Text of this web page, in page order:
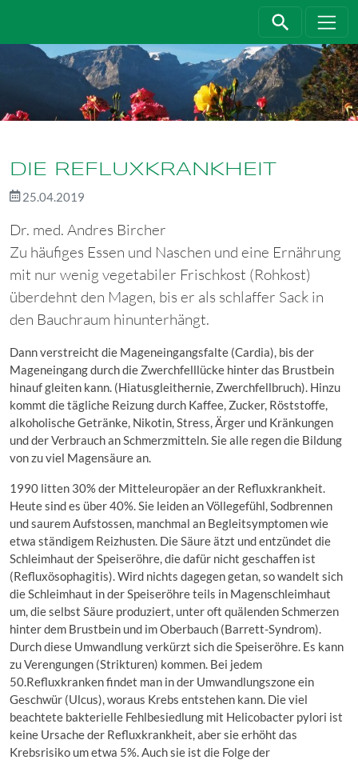
DIE REFLUXKRANKHEIT
25.04.2019
Dr. med. Andres Bircher
Zu häufiges Essen und Naschen und eine Ernährung
mit nur wenig vegetabiler Frischkost (Rohkost)
überdehnt den Magen, bis er als schlaffer Sack in
den Bauchraum hinunterhängt.
Dann verstreicht die Mageneingangsfalte (Cardia), bis der
Mageneingang durch die Zwerchfelllücke hinter das Brustbein
hinauf gleiten kann. (Hiatusgleithernie, Zwerchfellbruch). Hinzu
kommt die tägliche Reizung durch Kaffee, Zucker, Röststoffe,
alkoholische Getränke, Nikotin, Stress, Ärger und Kränkungen
und der Verbrauch an Schmerzmitteln. Sie alle regen die Bildung
von zu viel Magensäure an.
1990 litten 30% der Mitteleuropäer an der Refluxkrankheit.
Heute sind es über 40%. Sie leiden an Völlegefühl, Sodbrennen
und saurem Aufstossen, manchmal an Begleitsymptomen wie
etwa ständigem Reizhusten. Die Säure ätzt und entzündet die
Schleimhaut der Speiseröhre, die dafür nicht geschaffen ist
(Refluxösophagitis). Wird nichts dagegen getan, so wandelt sich
die Schleimhaut in der Speiseröhre teils in Magenschleimhaut
um, die selbst Säure produziert, unter oft quälenden Schmerzen
hinter dem Brustbein und im Oberbauch (Barrett-Syndrom).
Durch diese Umwandlung verkürzt sich die Speiseröhre. Es kann
zu Verengungen (Strikturen) kommen. Bei jedem
50.Refluxkranken findet man in der Umwandlungszone ein
Geschwür (Ulcus), woraus Krebs entstehen kann. Die viel
beachtete bakterielle Fehlbesiedlung mit Helicobacter pylori ist
keine Ursache der Refluxkrankheit, aber sie erhöht das
Krebsrisiko um etwa 5%. Auch sie ist die Folge der